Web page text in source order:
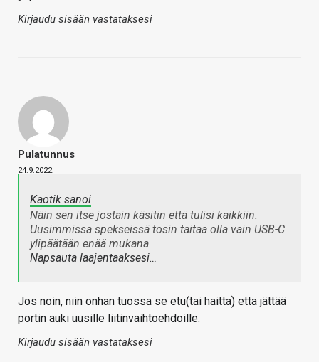
Kirjaudu sisään vastataksesi
Pulatunnus
24.9.2022
Kaotik sanoi
Näin sen itse jostain käsitin että tulisi kaikkiin.
Uusimmissa spekseissä tosin taitaa olla vain USB-C
ylipäätään enää mukana
Napsauta laajentaaksesi…
Jos noin, niin onhan tuossa se etu(tai haitta) että jättää
portin auki uusille liitinvaihtoehdoille.
Kirjaudu sisään vastataksesi